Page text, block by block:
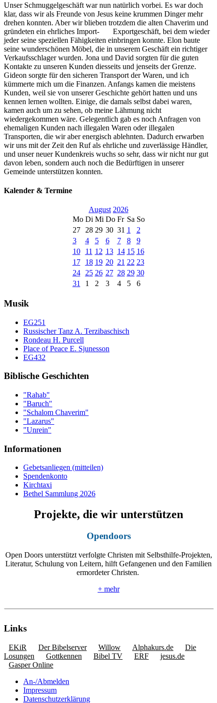
Unser Schmuggelgeschäft war nun natürlich vorbei. Es war doch
klar, dass wir als Freunde von Jesus keine krummen Dinger mehr
drehen konnten. Aber wir blieben trotzdem die alten Chaverim und
gründeten ein ehrliches Import- Exportgeschäft, bei dem wieder
jeder seine speziellen Fähigkeiten einbringen konnte. Elon baute
seine wunderschönen Möbel, die in unserem Geschäft ein richtiger
Verkaufsschlager wurden. Jona und David sorgten für die guten
Kontakte zu unseren Kunden diesseits und jenseits der Grenze.
Gideon sorgte für den sicheren Transport der Waren, und ich
kümmerte mich um die Finanzen. Anfangs kamen die meistens
Kunden, weil sie von unserer Geschichte gehört hatten und uns
kennen lernen wollten. Einige, die damals selbst dabei waren,
kamen auch um zu sehen, ob meine Lähmung nicht
wiedergekommen wäre. Gelegentlich gab es noch Anfragen von
ehemaligen Kunden nach illegalen Waren oder illegalen
Transporten, die wir aber energisch ablehnten. Dadurch erwarben
wir uns mit der Zeit den Ruf als ehrliche und zuverlässige Händler,
und unser neuer Kundenkreis wuchs so sehr, dass wir nicht nur gut
davon leben, sondern auch noch die Bedürftigen in unserer
Gemeinde unterstützen konnten.
Kalender & Termine
August 2026
Mo Di Mi Do Fr Sa So
27
28 29 30 31 1
2
3
4 5 6 7 8
9
10
11 12 13 14 15 16
17
18 19 20 21 22 23
24
25 26 27 28 29 30
31
1 2 3 4 5 6
Musik
EG251
Russischer Tanz A. Terzibaschisch
Rondeau H. Purcell
Place of Peace E. Sjunesson
EG432
Biblische Geschichten
"Rahab"
"Baruch"
"Schalom Chaverim"
"Lazarus"
"Unrein"
Informationen
Gebetsanliegen (mitteilen)
Spendenkonto
Kirchtaxi
Bethel Sammlung 2026
Projekte, die wir unterstützen
Opendoors
Open Doors unterstützt verfolgte Christen mit Selbsthilfe-Projekten,
Literatur, Schulung von Leitern, hilft Gefangenen und den Familien
ermordeter Christen.
+ mehr
Links
EKiR Der Bibelserver Willow Alphakurs.de
Die
Losungen
Gottkennen Bibel TV ERF
jesus.de
Gasper Online
An-/Abmelden
Impressum
Datenschutzerklärung